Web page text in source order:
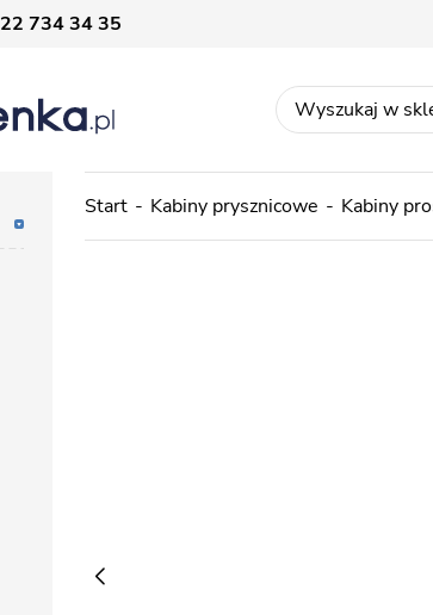
22 734 34 35
Start Kabiny prysznicowe Kabiny